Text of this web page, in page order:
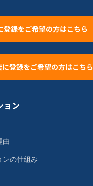
登録をご希望の方はこちら
登録をご希望の方はこちら
ョン
由
ンの仕組み